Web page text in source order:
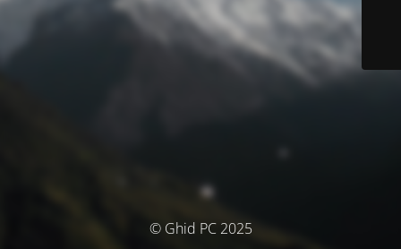
© Ghid PC 2025